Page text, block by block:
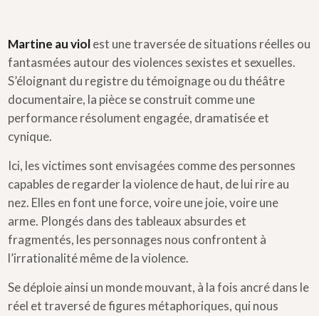
Martine au violest une traversée de situations réelles ou
fantasmées autour des violences sexistes et sexuelles.
S’éloignant du registre du témoignage ou du théâtre
documentaire, la pièce se construit comme une
performance résolument engagée, dramatisée et
cynique.
Ici, les victimes sont envisagées comme des personnes
capables de regarder la violence de haut, de lui rire au
nez. Elles en font une force, voire une joie, voire une
arme. Plongés dans des tableaux absurdes et
fragmentés, les personnages nous confrontent à
l’irrationalité même de la violence.
Se déploie ainsi un monde mouvant, à la fois ancré dans le
réel et traversé de figures métaphoriques, qui nous